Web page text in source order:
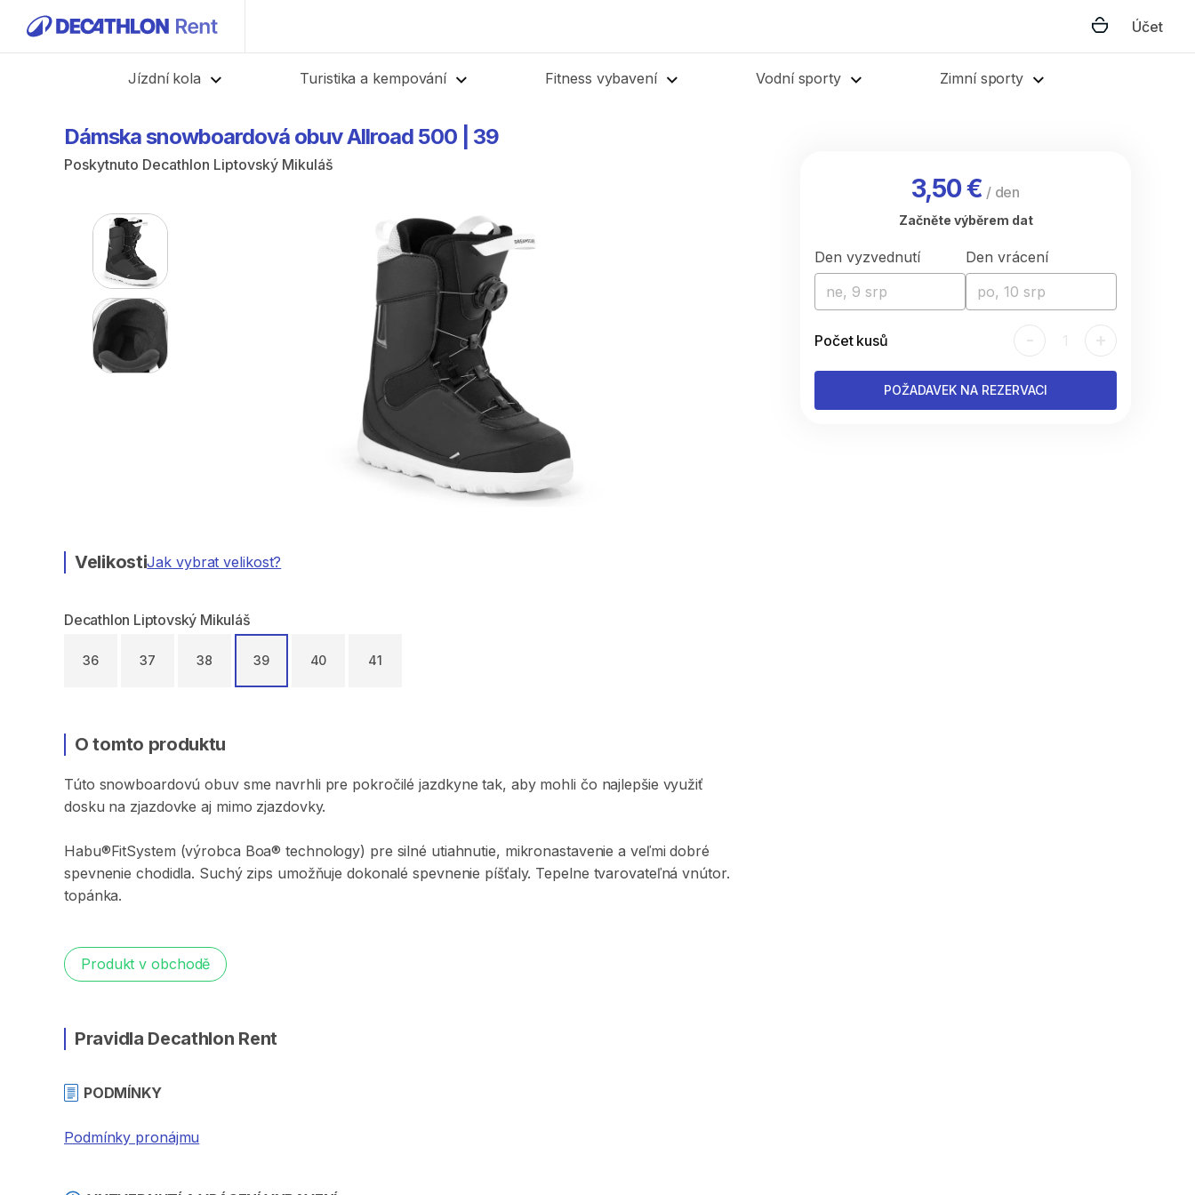
Účet
Jízdní kola Turistika a kempování Fitness vybavení Vodní sporty Zimní sporty
Dámskasnowboardová obuvAllroad 500 39
Poskytnuto Decathlon Liptovský Mikuláš
VelikostiJak vybrat velikost?
Decathlon Liptovský Mikuláš
36 37 38 39 40 41
O tomto produktu
Túto snowboardovú obuv sme navrhli pre pokročilé jazdkyne tak​,​ aby mohli čo najlepšie využiť
dosku na zjazdovke aj mimo zjazdovky.
Habu®FitSystem (výrobca Boa® technology) pre silné utiahnutie​,​ mikronastavenie a veľmi dobré
spevnenie chodidla. Suchý zips umožňuje dokonalé spevnenie píšťaly. Tepelne tvarovateľná vnútor.
topánka.
Produkt v obchodě
Pravidla Decathlon Rent
PODMÍNKY
Podmínky pronájmu
3,50 € / den
Začněte výběrem dat
Den vyzvednutí
ne, 9 srp
Den vrácení
po, 10 srp
Počet kusů - 1 +
POŽADAVEK NA REZERVACI